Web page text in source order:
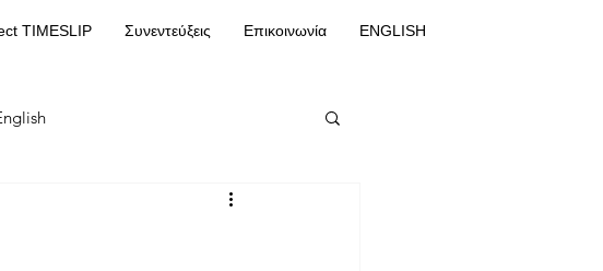
TIMESLIP Συνεντεύξεις Επικοινωνία ENGLISH